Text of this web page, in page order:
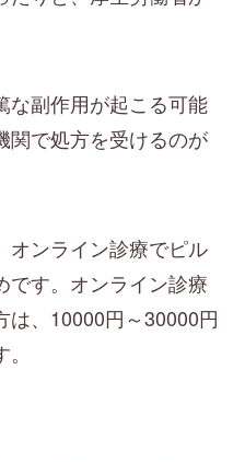
な副作用が起こる可能
関で処方を受けるのが
オンライン診療でピル
です。オンライン診療
は、10000円～30000円